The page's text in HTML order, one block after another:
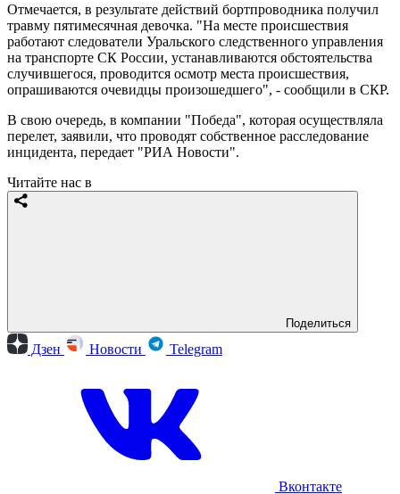
Отмечается, в результате действий бортпроводника получил
травму пятимесячная девочка. "На месте происшествия
работают следователи Уральского следственного управления
на транспорте СК России, устанавливаются обстоятельства
случившегося, проводится осмотр места происшествия,
опрашиваются очевидцы произошедшего", - сообщили в СКР.
В свою очередь, в компании "Победа", которая осуществляла
перелет, заявили, что проводят собственное расследование
инцидента, передает "РИА Новости".
Читайте нас в
Поделиться
Дзен Новости Telegram
Вконтакте